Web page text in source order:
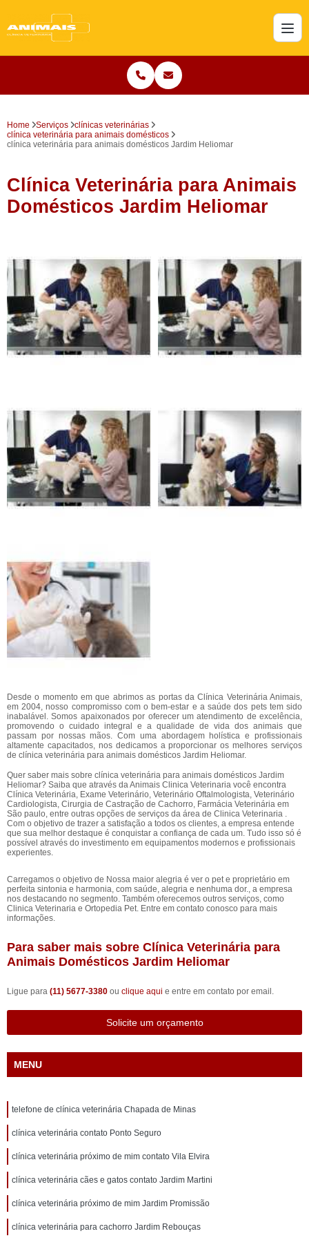
Home Serviços
clínicas veterinárias
clínica veterinária para animais domésticos
clínica veterinária para animais domésticos Jardim Heliomar
Clínica Veterinária para Animais
Domésticos Jardim Heliomar
Desde o momento em que abrimos as portas da Clínica Veterinária Animais,
em 2004, nosso compromisso com o bem-estar e a saúde dos pets tem sido
inabalável. Somos apaixonados por oferecer um atendimento de excelência,
promovendo o cuidado integral e a qualidade de vida dos animais que
passam por nossas mãos. Com uma abordagem holística e profissionais
altamente capacitados, nos dedicamos a proporcionar os melhores serviços
de clínica veterinária para animais domésticos Jardim Heliomar.
Quer saber mais sobre clínica veterinária para animais domésticos Jardim
Heliomar? Saiba que através da Animais Clinica Veterinaria você encontra
Clínica Veterinária, Exame Veterinário, Veterinário Oftalmologista, Veterinário
Cardiologista, Cirurgia de Castração de Cachorro, Farmácia Veterinária em
São paulo, entre outras opções de serviços da área de Clinica Veterinaria .
Com o objetivo de trazer a satisfação a todos os clientes, a empresa entende
que sua melhor destaque é conquistar a confiança de cada um. Tudo isso só é
possível através do investimento em equipamentos modernos e profissionais
experientes.
Carregamos o objetivo de Nossa maior alegria é ver o pet e proprietário em
perfeita sintonia e harmonia, com saúde, alegria e nenhuma dor., a empresa
nos destacando no segmento. Também oferecemos outros serviços, como
Clinica Veterinaria e Ortopedia Pet. Entre em contato conosco para mais
informações.
Para saber mais sobre Clínica Veterinária para
Animais Domésticos Jardim Heliomar
Ligue para (11) 5677-3380 ou clique aqui e entre em contato por email.
Solicite um orçamento
MENU
telefone de clínica veterinária Chapada de Minas
clínica veterinária contato Ponto Seguro
clínica veterinária próximo de mim contato Vila Elvira
clínica veterinária cães e gatos contato Jardim Martini
clínica veterinária próximo de mim Jardim Promissão
clínica veterinária para cachorro Jardim Rebouças